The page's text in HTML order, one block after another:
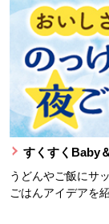
すくすくBaby
うどんやご飯にサ
ごはんアイデアを